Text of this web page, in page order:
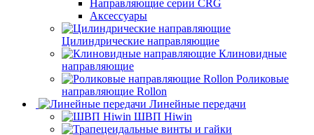
Направляющие серии CRG
Аксессуары
Цилиндрические направляющие
Клиновидные
направляющие
Роликовые
направляющие Rollon
Линейные передачи
ШВП Hiwin